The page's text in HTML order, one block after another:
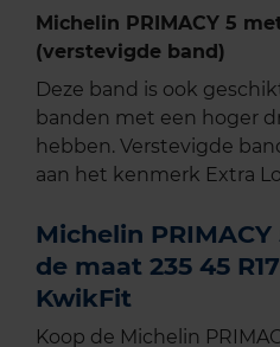
Michelin PRIMACY 5
(verstevigde band)
Deze band is ook
banden met een hoger
hebben. Verstevigde
aan het kenmerk Extra
Michelin
de maat 235 45
KwikFit
Koop de Michelin